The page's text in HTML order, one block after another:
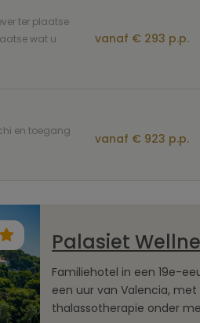
ter plaatse
wat u
vanaf € 293 p.p.
en toegang
vanaf € 923 p.p.
Palasiet
Familiehotel in een 19e-
een uur van Valencia,
thalassotherapie onder